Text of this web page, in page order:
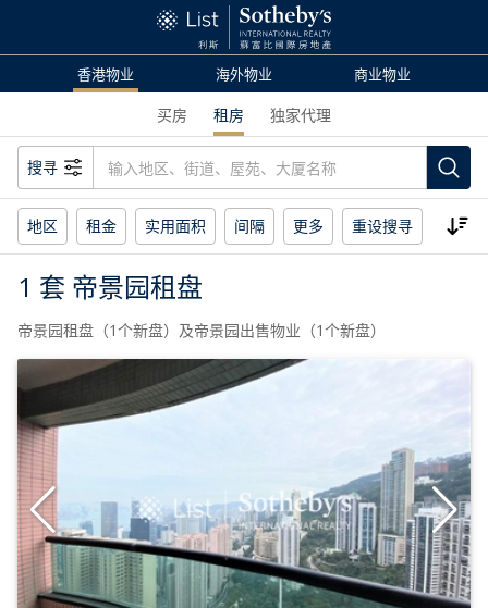
香港物业 海外物业 商业物业
买房 租房 独家代理
搜寻
地区 租金 实用面积 间隔 更多 重设搜寻
1 套 帝景园租盘
帝景园租盘（1个新盘）及帝景园出售物业（1个新盘）